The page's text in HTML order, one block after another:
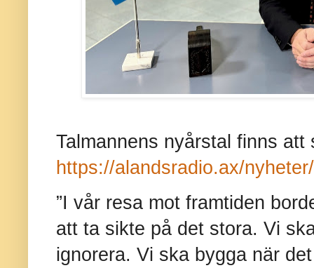
Talmannens nyårstal finns att
https://alandsradio.ax/
”I vår resa mot framtiden
att ta sikte på det stora. Vi
ignorera. Vi ska bygga när